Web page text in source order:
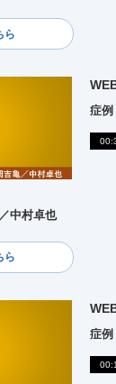
ら
症例
中村卓也
ら
症例